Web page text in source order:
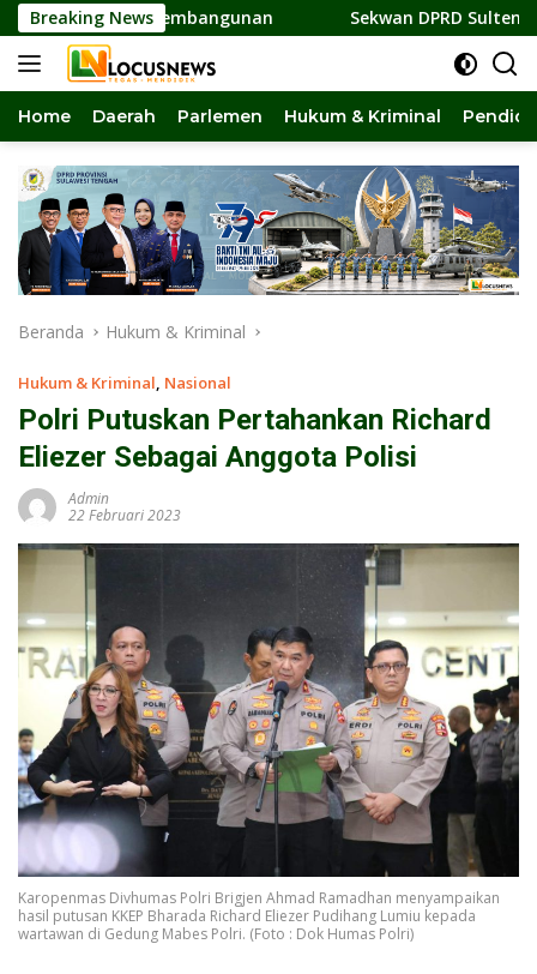
Langsung
ke
konten
Breaking News
Pembangunan Sekwan DPRD Sulteng Jadi
Home Daerah Parlemen Hukum & Kriminal
Beranda Hukum & Kriminal
Hukum & Kriminal, Nasional
Polri Putuskan Pertahankan Richard
Eliezer Sebagai Anggota Polisi
Admin
22 Februari 2023
Karopenmas Divhumas Polri Brigjen Ahmad Ramadhan menyampaikan
hasil putusan KKEP Bharada Richard Eliezer Pudihang Lumiu kepada
wartawan di Gedung Mabes Polri. (Foto : Dok Humas Polri)